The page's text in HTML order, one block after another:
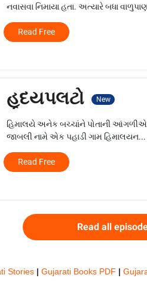
નવાસવા નિમાયા હતા. અત્યારે બધા
Read Free
હૃદયપલટો New
હિમાલયે અનેક બચ્ચાંને પોતાની આંગળીએ
જાબલી નામે એક પહાડી ગામ હિમાલયન...
Read Free
Read all
Stories | Gujarati Books PDF |